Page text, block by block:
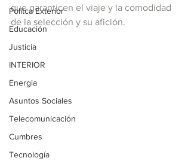
Politca Exterior
Educación
Justicia
INTERIOR
Energia
Asuntos Sociales
Telecomunicación
Cumbres
Tecnología
que garanticen el viaje y la comodidad
de la selección y su afición.